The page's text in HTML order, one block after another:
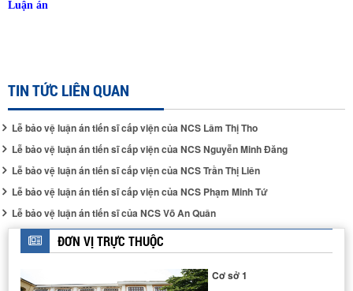
Luận án
TIN TỨC LIÊN QUAN
Lễ bảo vệ luận án tiến sĩ cấp viện của NCS Lâm Thị Tho
Lễ bảo vệ luận án tiến sĩ cấp viện của NCS Nguyễn Minh Đăng
Lễ bảo vệ luận án tiến sĩ cấp viện của NCS Trần Thị Liên
Lễ bảo vệ luận án tiến sĩ cấp viện của NCS Phạm Minh Tứ
Lễ bảo vệ luận án tiến sĩ của NCS Võ An Quân
ĐƠN VỊ TRỰC THUỘC
Cơ sở 1
HỆ PHẢN ỨNG PHA LỎNG ÁP SUẤT CAO